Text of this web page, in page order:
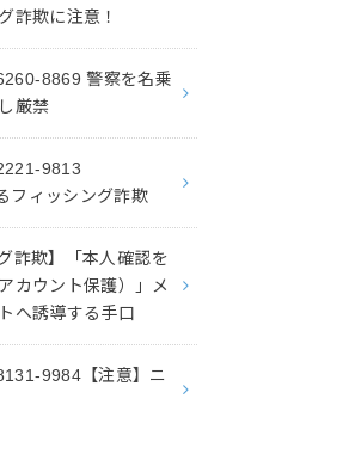
詐欺に注意！
8869 警察を名乗
厳禁
9813
フィッシング詐欺
詐欺】「本人確認を
カウント保護）」メ
へ誘導する手口
9984【注意】ニ